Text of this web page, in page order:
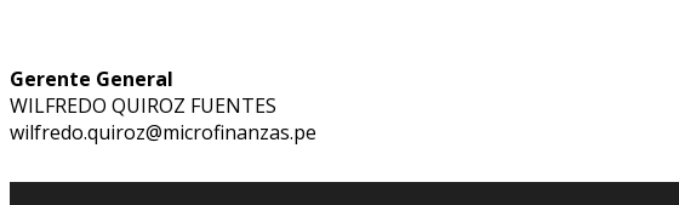
Gerente General
WILFREDO QUIROZ FUENTES
wilfredo.quiroz@microfinanzas.pe